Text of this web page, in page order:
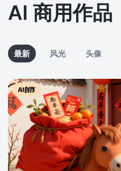
AI 商用作品
最新 风光 头像